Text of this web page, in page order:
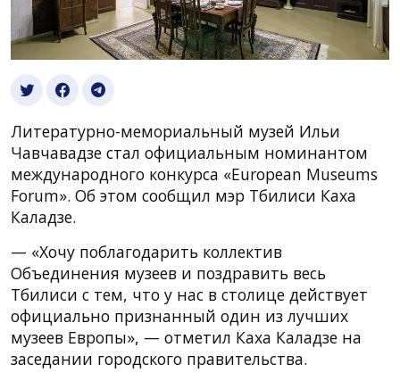
Литературно-мемориальный музей Ильи
Чавчавадзе стал официальным номинантом
международного конкурса «European Museums
Forum». Об этом сообщил мэр Тбилиси Каха
Каладзе.
— «Хочу поблагодарить коллектив
Объединения музеев и поздравить весь
Тбилиси с тем, что у нас в столице действует
официально признанный один из лучших
музеев Европы», — отметил Каха Каладзе на
заседании городского правительства.